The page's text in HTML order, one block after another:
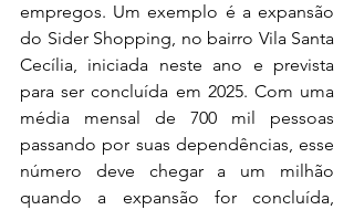
empregos. Um exemplo é a expansão
do Sider Shopping, no bairro Vila Santa
Cecília, iniciada neste ano e prevista
para ser concluída em 2025. Com uma
média mensal de 700 mil pessoas
passando por suas dependências, esse
número deve chegar a um milhão
quando a expansão for concluída,